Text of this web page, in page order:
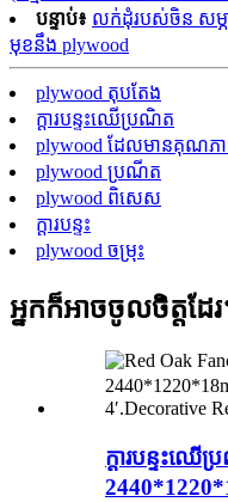
បន្ទាប់៖ លក់ដុំរបស់ចិន សម្ភ
មុខនឹង plywood
plywood តុបតែង
ក្តារបន្ទះឈើប្រណិត
plywood ដែលមានគុណភា
plywood ប្រណីត
plywood ពិសេស
ក្តារបន្ទះ
plywood ចម្រុះ
អ្នកក៏អាចចូលចិត្តដែ
ក្តារបន្ទះឈ